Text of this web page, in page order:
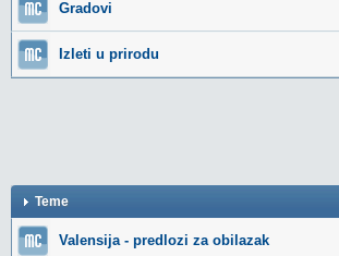
Gradovi
Izleti u prirodu
Teme
Valensija - predlozi za obilazak